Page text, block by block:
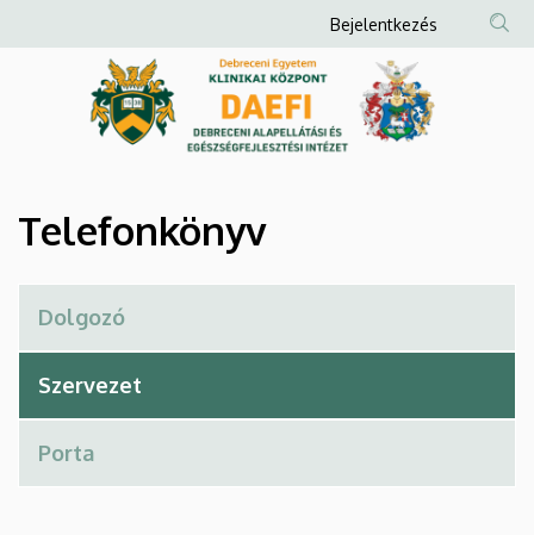
Debreceni
és
Egészségfejlesztési
Intézet
a
Anonim
Felhasználói
fiók
menüje
Bejelentkezés
Telefonkönyv